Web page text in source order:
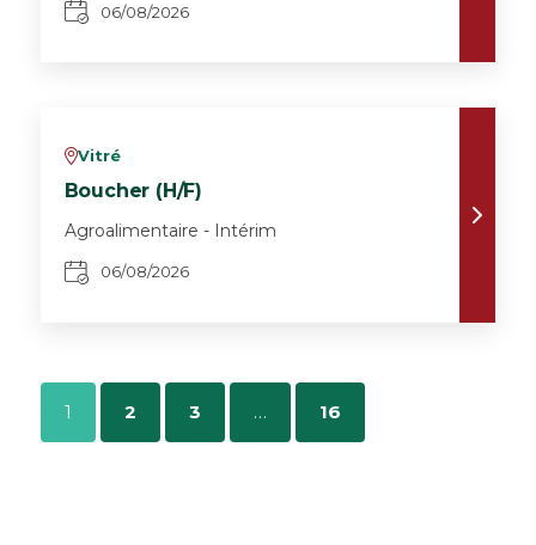
06/08/2026
vVitré
Boucher (H/F)
Agroalimentaire - Intérim
06/08/2026
1 2 3 … 16